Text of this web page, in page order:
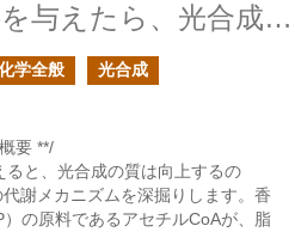
作物に油脂の肥料を与えたら、光合成の質は向上するのか？
学全般
光合成
要 **/
ると、光合成の質は向上するの
謝メカニズムを深掘りします。香
の原料であるアセチルCoAが、脂